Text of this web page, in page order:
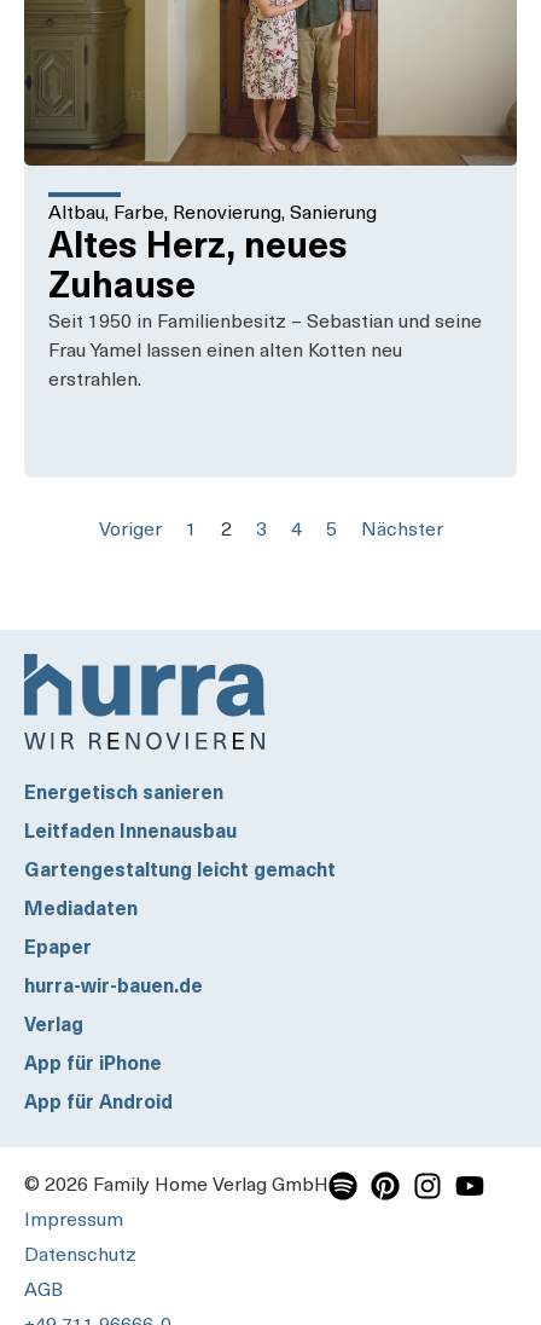
Altbau, Farbe, Renovierung, Sanierung
Altes Herz, neues
Zuhause
Seit 1950 in Familienbesitz – Sebastian und seine
Frau Yamel lassen einen alten Kotten neu
erstrahlen.
Voriger 1 2 3 4 5 Nächster
Energetisch sanieren
Leitfaden Innenausbau
Gartengestaltung leicht gemacht
Mediadaten
Epaper
hurra-wir-bauen.de
Verlag
App für iPhone
App für Android
© 2026 Family Home Verlag GmbH
Impressum
Datenschutz
AGB